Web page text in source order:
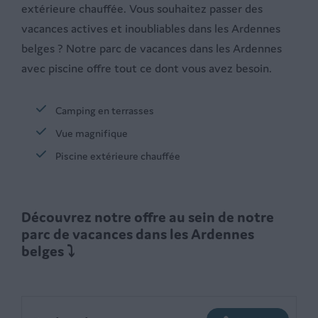
extérieure chauffée. Vous souhaitez passer des
vacances actives et inoubliables dans les Ardennes
belges ? Notre parc de vacances dans les Ardennes
avec piscine offre tout ce dont vous avez besoin.
Camping en terrasses
Vue magnifique
Piscine extérieure chauffée
Découvrez notre offre au sein de notre
parc de vacances dans les Ardennes
belges ⤵